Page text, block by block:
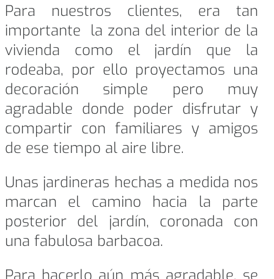
Para nuestros clientes, era tan
importante la zona del interior de la
vivienda como el jardín que la
rodeaba, por ello proyectamos una
decoración simple pero muy
agradable donde poder disfrutar y
compartir con familiares y amigos
de ese tiempo al aire libre.
Unas jardineras hechas a medida nos
marcan el camino hacia la parte
posterior del jardín, coronada con
una fabulosa barbacoa.
Para hacerlo aún más agradable, se